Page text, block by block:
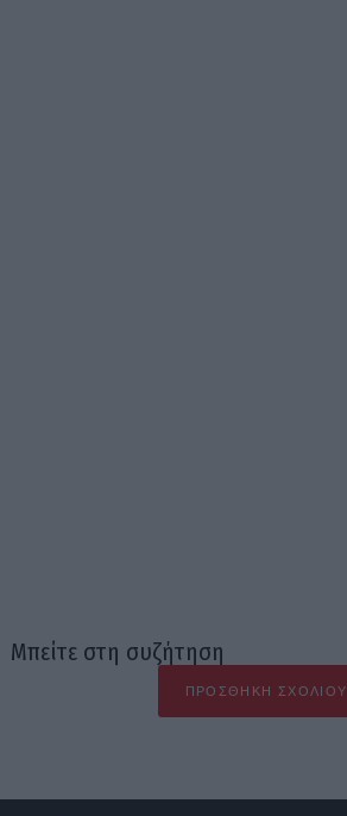
Μπείτε στη συζήτηση
ΠΡΟΣΘΉΚΗ ΣΧΟΛΊΟΥ